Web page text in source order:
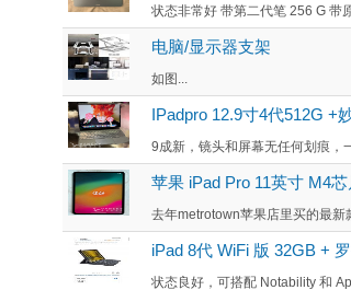
状态非常好 带第二代笔 256 G 带
电脑/显示器支架
如图...
IPadpro 12.9寸4代512G +
9成新，镜头和屏幕无任何划痕，
苹果 iPad Pro 11英寸 M4
去年metrotown苹果店里买的最新
iPad 8代 WiFi 版 32GB +
状态良好，可搭配 Notability 和